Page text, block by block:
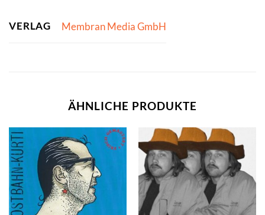
VERLAG Membran Media GmbH
ÄHNLICHE PRODUKTE